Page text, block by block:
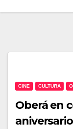
CINE CULTURA
Oberá en